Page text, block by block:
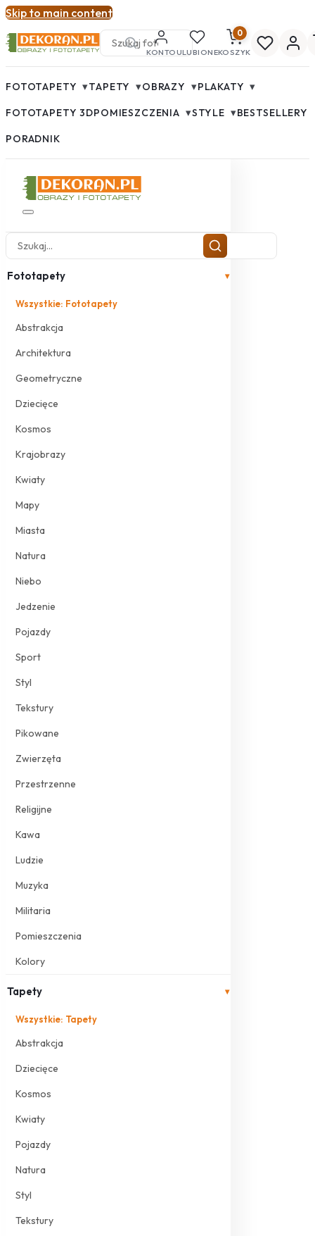
Skip to main content
KONTOULUBIONE
0
KOSZYK
FOTOTAPETY ▾TAPETY ▾OBRAZY ▾PLAKATY ▾
FOTOTAPETY 3DPOMIESZCZENIA ▾STYLE ▾BESTSELLERY
PORADNIK
Fototapety ▾
Wszystkie: Fototapety
Abstrakcja
Architektura
Geometryczne
Dziecięce
Kosmos
Krajobrazy
Kwiaty
Mapy
Miasta
Natura
Niebo
Jedzenie
Pojazdy
Sport
Styl
Tekstury
Pikowane
Zwierzęta
Przestrzenne
Religijne
Kawa
Ludzie
Muzyka
Militaria
Pomieszczenia
Kolory
Tapety ▾
Wszystkie: Tapety
Abstrakcja
Dziecięce
Kosmos
Kwiaty
Pojazdy
Natura
Styl
Tekstury